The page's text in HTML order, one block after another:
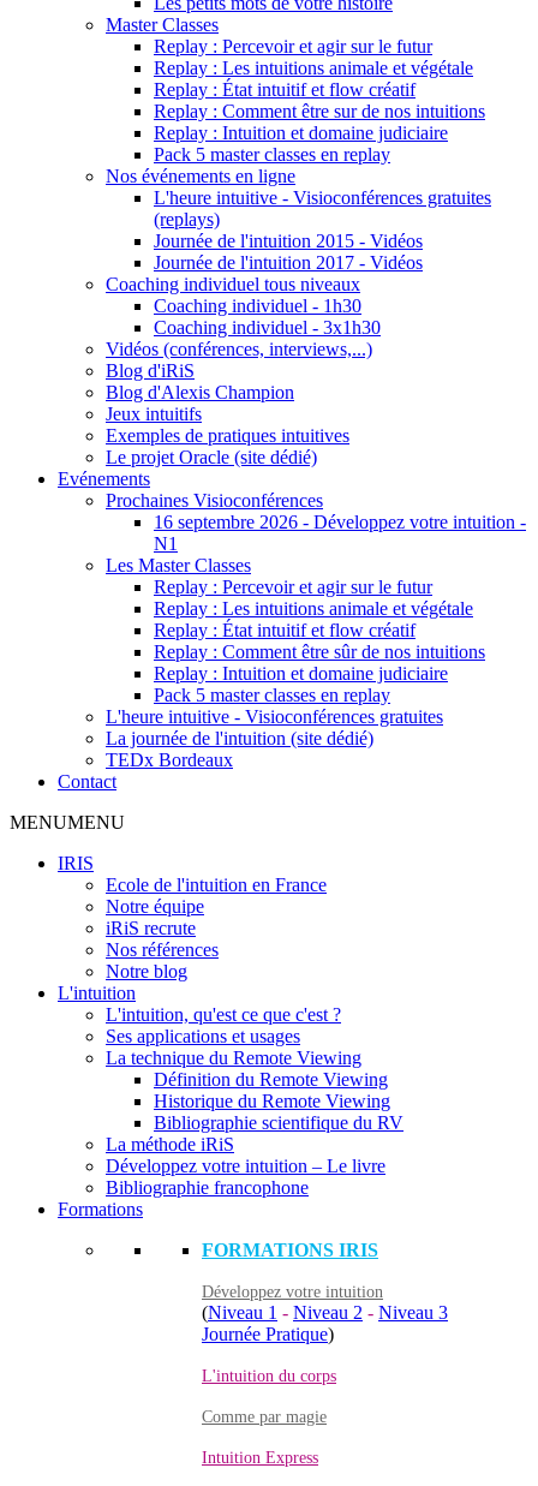
Master Classes
Replay : Percevoir et agir sur le futur
Replay : Les intuitions animale et végétale
Replay : État intuitif et flow créatif
Replay : Comment être sur de nos intuitions
Replay : Intuition et domaine judiciaire
Pack 5 master classes en replay
Nos événements en ligne
L'heure intuitive - Visioconférences gratuites
(replays)
Journée de l'intuition 2015 - Vidéos
Journée de l'intuition 2017 - Vidéos
Coaching individuel tous niveaux
Coaching individuel - 1h30
Coaching individuel - 3x1h30
Vidéos (conférences, interviews,...)
Blog d'iRiS
Blog d'Alexis Champion
Jeux intuitifs
Exemples de pratiques intuitives
Le projet Oracle (site dédié)
Evénements
Prochaines Visioconférences
16 septembre 2026 - Développez votre intuition -
N1
Les Master Classes
Replay : Percevoir et agir sur le futur
Replay : Les intuitions animale et végétale
Replay : État intuitif et flow créatif
Replay : Comment être sûr de nos intuitions
Replay : Intuition et domaine judiciaire
Pack 5 master classes en replay
L'heure intuitive - Visioconférences gratuites
La journée de l'intuition (site dédié)
TEDx Bordeaux
Contact
MENUMENU
IRIS
Ecole de l'intuition en France
Notre équipe
iRiS recrute
Nos références
Notre blog
L'intuition
L'intuition, qu'est ce que c'est ?
Ses applications et usages
La technique du Remote Viewing
Définition du Remote Viewing
Historique du Remote Viewing
Bibliographie scientifique du RV
La méthode iRiS
Développez votre intuition – Le livre
Bibliographie francophone
Formations
FORMATIONS IRIS
Développez votre intuition
(Niveau 1 - Niveau 2 - Niveau 3
Journée Pratique)
L'intuition du corps
Comme par magie
Intuition Express